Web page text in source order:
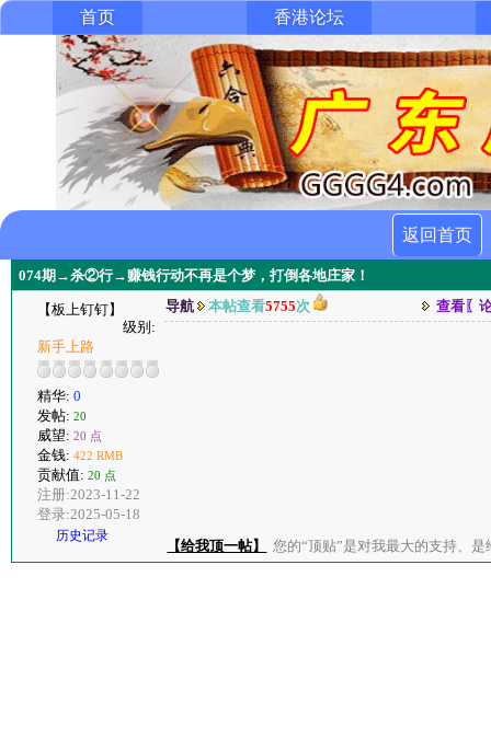
首页 香港论坛
返回首页
074期→杀②行→赚钱行动不再是个梦，打倒各地庄家！
【板上钉钉】
级别:
新手上路
精华: 0
发帖: 20
威望: 20 点
金钱: 422 RMB
贡献值: 20 点
注册:2023-11-22
登录:2025-05-18
历史记录
导航 本帖查看5755次 查看〖
【给我顶一帖】 您的“顶贴”是对我最大的支持、